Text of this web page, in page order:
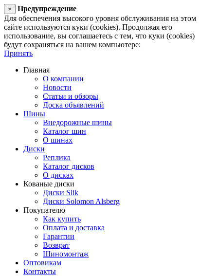
×
Предупреждение
Для обеспечения высокого уровня обслуживания на этом
сайте используются куки (cookies). Продолжая его
использование, вы соглашаетесь с тем, что куки (cookies)
будут сохраняться на вашем компьютере:
Принять
Главная
О компании
Новости
Статьи и обзоры
Доска объявлений
Шины
Внедорожные шины
Каталог шин
О шинах
Диски
Реплика
Каталог дисков
О дисках
Кованые диски
Диски Slik
Диски Solomon Alsberg
Покупателю
Как купить
Оплата и доставка
Гарантии
Возврат
Шиномонтаж
Оптовикам
Контакты